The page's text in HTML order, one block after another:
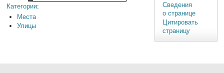
Категории:
Места
Улицы
Сведения
о странице
Цитировать
страницу